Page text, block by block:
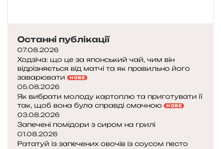
Останні публікації
07.08.2026
Ходзіча: що це за японський чай, чим він
відрізняється від матчі та як правильно його
заварювати
НОВЕ
05.08.2026
Як вибрати молоду картоплю та приготувати її
так, щоб вона була справді смачною
НОВЕ
03.08.2026
Запечені помідори з сиром на грилі
01.08.2026
Рататуй із запечених овочів із соусом песто